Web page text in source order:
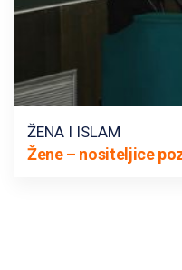
ŽENA I ISLAM
Žene – nositeljice